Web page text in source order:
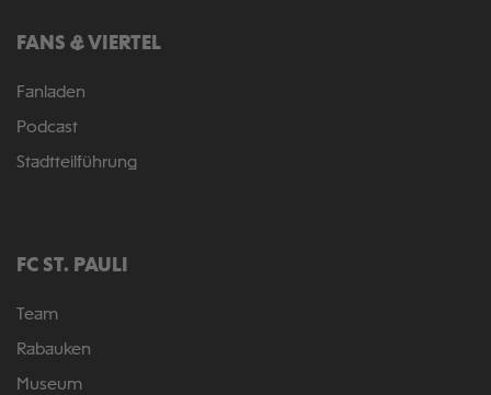
FANS & VIERTEL
Fanladen
Podcast
Stadtteilführung
FC ST. PAULI
Team
Rabauken
Museum